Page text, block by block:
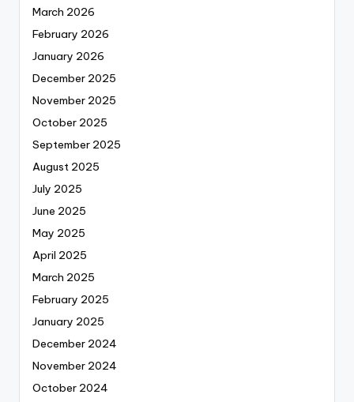
March 2026
February 2026
January 2026
December 2025
November 2025
October 2025
September 2025
August 2025
July 2025
June 2025
May 2025
April 2025
March 2025
February 2025
January 2025
December 2024
November 2024
October 2024